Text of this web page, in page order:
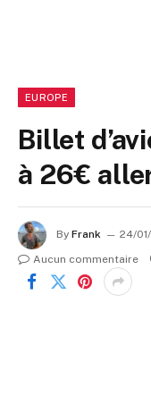
EUROPE
Billet
à 26€
By Frank 24/
Aucun commentaire